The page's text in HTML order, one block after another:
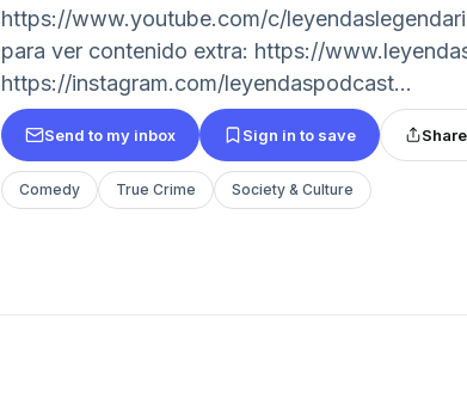
https://www.youtube.com/c/
para ver contenido extra: https://
https://instagram.com/leyendaspodcast...
Send to my inbox Sign in to save Share
Comedy True Crime Society & Culture